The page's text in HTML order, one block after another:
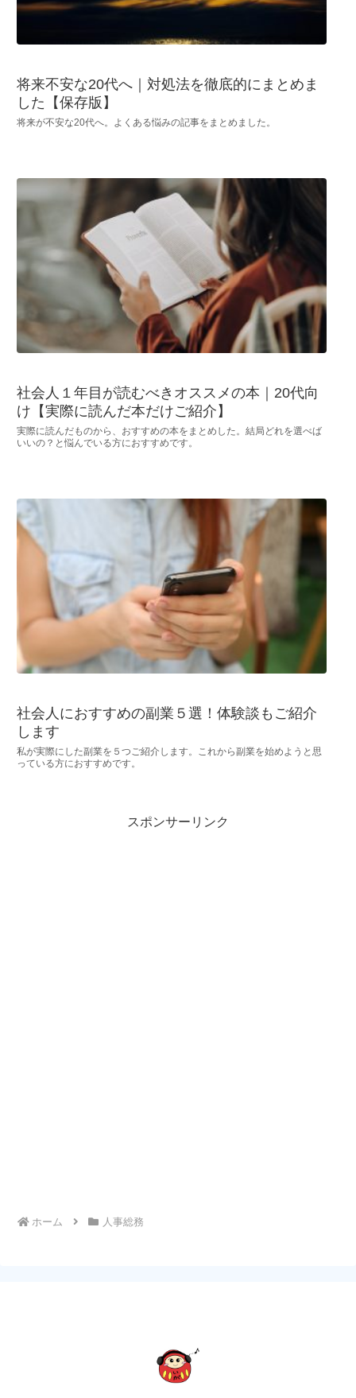
将来不安な20代へ｜対処法を徹底的にまとめま
した【保存版】
将来が不安な20代へ。よくある悩みの記事をまとめました。
社会人１年目が読むべきオススメの本｜20代向
け【実際に読んだ本だけご紹介】
実際に読んだものから、おすすめの本をまとめした。結局どれを選べば
いいの？と悩んでいる方におすすめです。
社会人におすすめの副業５選！体験談もご紹介
します
私が実際にした副業を５つご紹介します。これから副業を始めようと思
っている方におすすめです。
スポンサーリンク
ホーム 人事総務